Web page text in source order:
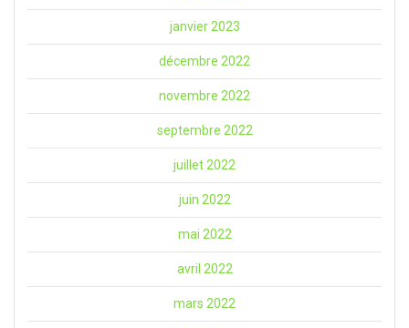
janvier 2023
décembre 2022
novembre 2022
septembre 2022
juillet 2022
juin 2022
mai 2022
avril 2022
mars 2022